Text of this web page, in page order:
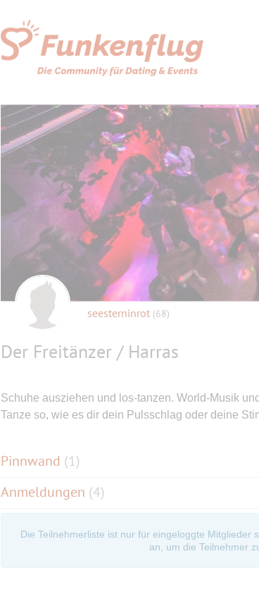
seesterninrot (68)
Der Freitänzer / Harras
Schuhe ausziehen und los-tanzen. World-Musik
Tanze so, wie es dir dein Pulsschlag oder deine
Pinnwand (1)
Anmeldungen (4)
Die Teilnehmerliste ist nur für eingeloggte Mitglieder
an, um die Teilnehmer